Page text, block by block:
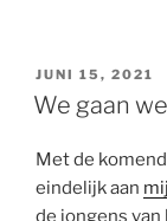
GEPLAATST
OP
JUNI 15, 2021
We gaan
Met de
eindelijk aan
de jongens